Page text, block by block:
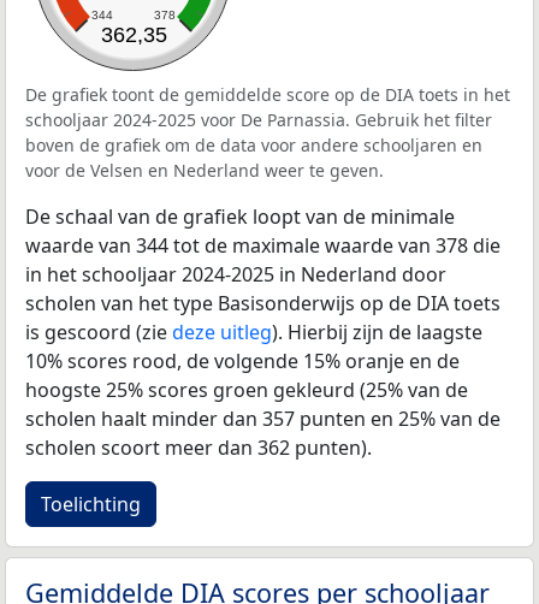
344 378
362,35
De grafiek toont de gemiddelde score op de DIA toets in het
schooljaar 2024-2025 voor De Parnassia. Gebruik het filter
boven de grafiek om de data voor andere schooljaren en
voor de Velsen en Nederland weer te geven.
De schaal van de grafiek loopt van de minimale
waarde van 344 tot de maximale waarde van 378 die
in het schooljaar 2024-2025 in Nederland door
scholen van het type Basisonderwijs op de DIA toets
is gescoord (ziedeze uitleg). Hierbij zijn de laagste
10% scores rood, de volgende 15% oranje en de
hoogste 25% scores groen gekleurd (25% van de
scholen haalt minder dan 357 punten en 25% van de
scholen scoort meer dan 362 punten).
Toelichting
Gemiddelde DIA scores per schooljaar